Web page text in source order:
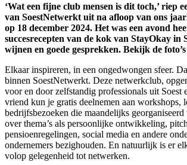
‘Wat een fijne club mensen is dit toch,’ riep
van SoestNetwerkt uit na afloop van ons
op 18 december 2024. Het was een avond
succesrecepten van de kok van StayOkay in
wijnen en goede gesprekken. Bekijk de
Elkaar inspireren, in een ongedwongen sfeer.
binnen SoestNetwerkt. Deze netwerkclub,
voor en door zelfstandig professionals uit Soest
vriend kun je gratis deelnemen aan workshops,
bedrijfsbezoeken die maandelijks
over thema’s als persoonlijke ontwikkeling,
pensioenregelingen, social media en andere
ondernemers bezighouden. En natuurlijk is er
volop gelegenheid tot netwerken.